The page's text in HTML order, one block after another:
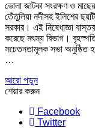
ভোলা জাটকা সংরক্ষণ ও
তেঁতুলিয়া নদীসহ ইলিশের
সরকার। এই নিষেধাজ্ঞা
করেছে মৎস্য বিভাগ।
সচেতনতামূলক সভা অনুষ্ঠিত
…
আরো পড়ুন
শেয়ার করুন
Facebook
Twitter